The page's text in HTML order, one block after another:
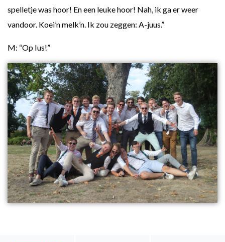
spelletje was hoor! En een leuke hoor! Nah, ik ga er weer
vandoor. Koei’n melk’n. Ik zou zeggen: A-juus.”
M: “Op Ius!”